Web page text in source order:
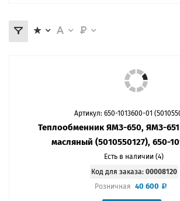
Артикул: 650-1013600-01
Теплообменник ЯМЗ-650, ЯМЗ-
масляный (5010550127), 650-
Есть в наличии (4)
Код для заказа: 00008120
Розничная 40 600